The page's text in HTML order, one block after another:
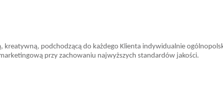
kreatywną, podchodzącą do każdego Klienta indywidualnie
przy zachowaniu najwyższych standardów jakości.